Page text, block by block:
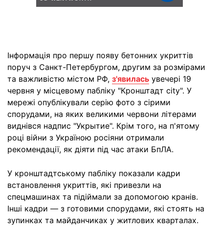
Інформація про першу появу бетонних укриттів
поруч з Санкт-Петербургом, другим за розмірами
та важливістю містом РФ, з'явилась увечері 19
червня у місцевому пабліку "Кронштадт city". У
мережі опублікували серію фото з сірими
спорудами, на яких великими червони літерами
виднівся надпис "Укрытие". Крім того, на п'ятому
році війни з Україною росіяни отримали
рекомендації, як діяти під час атаки БпЛА.
У кронштадтському пабліку показали кадри
встановлення укриттів, які привезли на
спецмашинах та підіймали за допомогою кранів.
Інші кадри — з готовими спорудами, які стоять на
зупинках та майданчиках у житлових кварталах.